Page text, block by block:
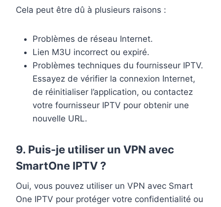
Cela peut être dû à plusieurs raisons :
Problèmes de réseau Internet.
Lien M3U incorrect ou expiré.
Problèmes techniques du fournisseur IPTV.
Essayez de vérifier la connexion Internet,
de réinitialiser l’application, ou contactez
votre fournisseur IPTV pour obtenir une
nouvelle URL.
9. Puis-je utiliser un VPN avec
SmartOne IPTV ?
Oui, vous pouvez utiliser un VPN avec Smart
One IPTV pour protéger votre confidentialité ou